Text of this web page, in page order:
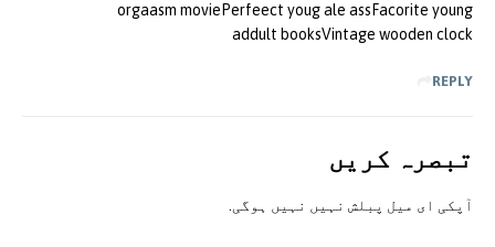
orgaasm moviePerfeect youg ale assFacorite young
addult booksVintage wooden clock
REPLY
تبصرہ کريں
آپکی ای ميل پبلش نہيں نہيں ہوگی.